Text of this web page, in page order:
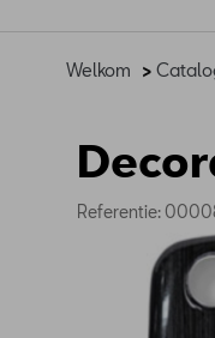
Welkom >
Referentie: